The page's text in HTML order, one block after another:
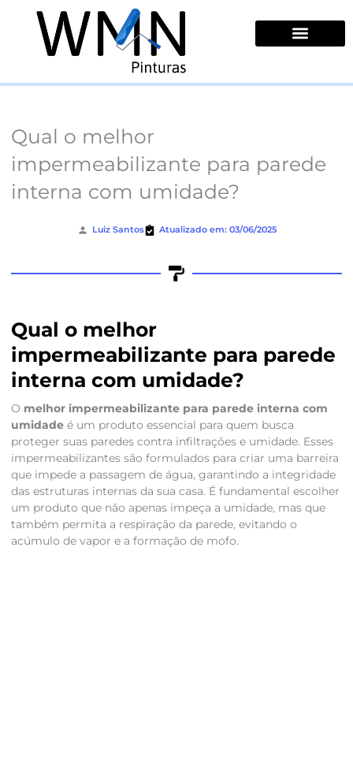
conteúdo
Qual o melhor
impermeabilizante para parede
interna com umidade?
Luiz Santos Atualizado em: 03/06/2025
Qual o melhor
impermeabilizante para parede
interna com umidade?
O melhor impermeabilizante para parede interna com
umidadeé um produto essencial para quem busca
proteger suas paredes contra infiltrações e umidade. Esses
impermeabilizantes são formulados para criar uma barreira
que impede a passagem de água, garantindo a integridade
das estruturas internas da sua casa. É fundamental escolher
um produto que não apenas impeça a umidade, mas que
também permita a respiração da parede, evitando o
acúmulo de vapor e a formação de mofo.